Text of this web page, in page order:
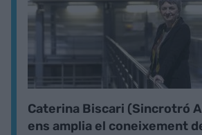
Caterina Biscari (Sincrotró
ens amplia el coneixement